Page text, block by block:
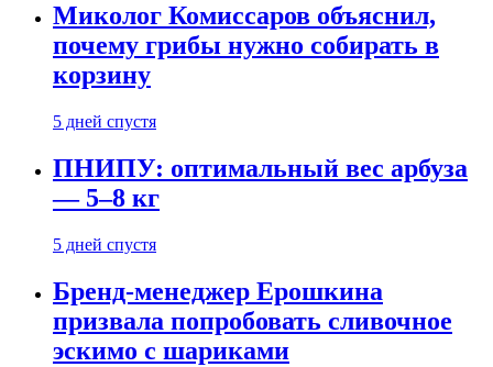
Миколог Комиссаров объяснил,
почему грибы нужно собирать в
корзину
5 дней спустя
ПНИПУ: оптимальный вес арбуза
— 5–8 кг
5 дней спустя
Бренд-менеджер Ерошкина
призвала попробовать сливочное
эскимо с шариками